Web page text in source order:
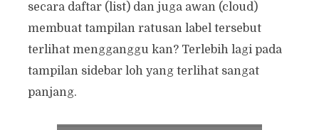
secara daftar (list) dan juga awan (cloud)
membuat tampilan ratusan label tersebut
terlihat mengganggu kan? Terlebih lagi pada
tampilan sidebar loh yang terlihat sangat
panjang.